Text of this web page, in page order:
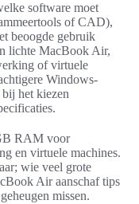
software moet
of CAD),
beoogde gebruik
lichte MacBook Air,
of virtuele
Windows-
het kiezen
RAM voor
en virtuele machines.
wie veel grote
Air aanschaf tips
missen.